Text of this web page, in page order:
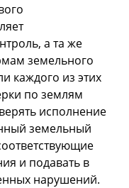
а та же
земельного
каждого из этих
по землям
исполнение
земельный
и подавать в
нарушений.